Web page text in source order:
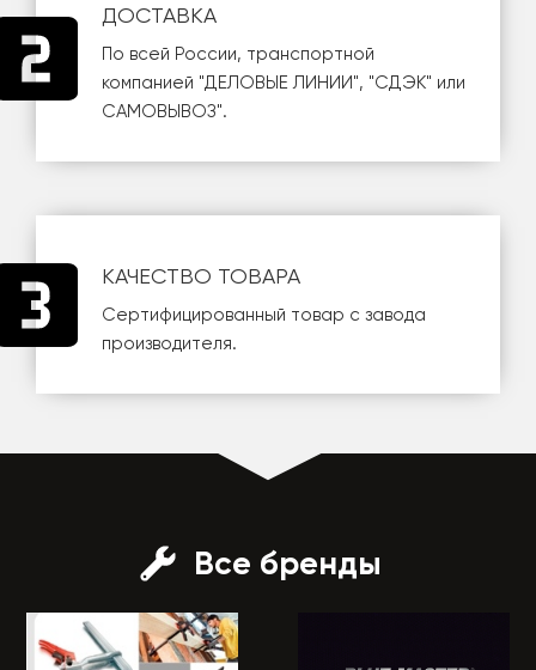
ДОСТАВКА
По всей России, транспортной
компанией "ДЕЛОВЫЕ ЛИНИИ", "СДЭК" или
САМОВЫВОЗ".
КАЧЕСТВО ТОВАРА
Сертифицированный товар с завода
производителя.
Все бренды